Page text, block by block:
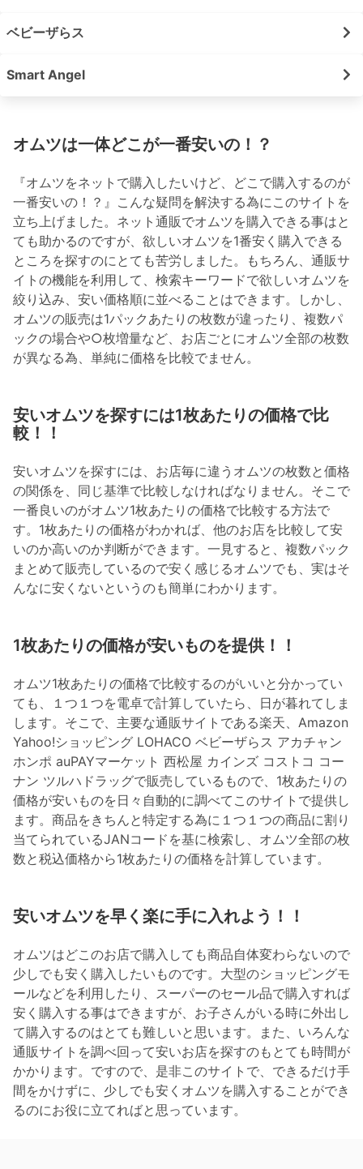
ベビーザらス
Smart Angel
オムツは一体どこが一番安いの！？
『オムツをネットで購入したいけど、どこで購入するのが
一番安いの！？』こんな疑問を解決する為にこのサイトを
立ち上げました。ネット通販でオムツを購入できる事はと
ても助かるのですが、欲しいオムツを1番安く購入できる
ところを探すのにとても苦労しました。もちろん、通販サ
イトの機能を利用して、検索キーワードで欲しいオムツを
絞り込み、安い価格順に並べることはできます。しかし、
オムツの販売は1パックあたりの枚数が違ったり、複数パ
ックの場合や○枚増量など、お店ごとにオムツ全部の枚数
が異なる為、単純に価格を比較でません。
安いオムツを探すには1枚あたりの価格で比
較！！
安いオムツを探すには、お店毎に違うオムツの枚数と価格
の関係を、同じ基準で比較しなければなりません。そこで
一番良いのがオムツ1枚あたりの価格で比較する方法で
す。1枚あたりの価格がわかれば、他のお店を比較して安
いのか高いのか判断ができます。一見すると、複数パック
まとめて販売しているので安く感じるオムツでも、実はそ
んなに安くないというのも簡単にわかります。
1枚あたりの価格が安いものを提供！！
オムツ1枚あたりの価格で比較するのがいいと分かってい
ても、１つ１つを電卓で計算していたら、日が暮れてしま
します。そこで、主要な通販サイトである楽天、Amazon
Yahoo!ショッピング LOHACO ベビーザらス アカチャン
ホンポ auPAYマーケット 西松屋 カインズ コストコ コー
ナン ツルハドラッグで販売しているもので、1枚あたりの
価格が安いものを日々自動的に調べてこのサイトで提供し
ます。商品をきちんと特定する為に１つ１つの商品に割り
当てられているJANコードを基に検索し、オムツ全部の枚
数と税込価格から1枚あたりの価格を計算しています。
安いオムツを早く楽に手に入れよう！！
オムツはどこのお店で購入しても商品自体変わらないので
少しでも安く購入したいものです。大型のショッピングモ
ールなどを利用したり、スーパーのセール品で購入すれば
安く購入する事はできますが、お子さんがいる時に外出し
て購入するのはとても難しいと思います。また、いろんな
通販サイトを調べ回って安いお店を探すのもとても時間が
かかります。ですので、是非このサイトで、できるだけ手
間をかけずに、少しでも安くオムツを購入することができ
るのにお役に立てればと思っています。